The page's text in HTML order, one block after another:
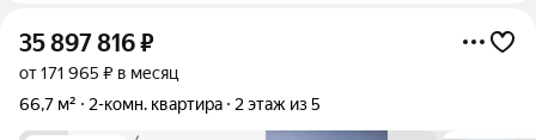
35 897 816₽
от 171 965 ₽ в месяц
66,7 м²
2-комн. квартира 2 этаж из 5